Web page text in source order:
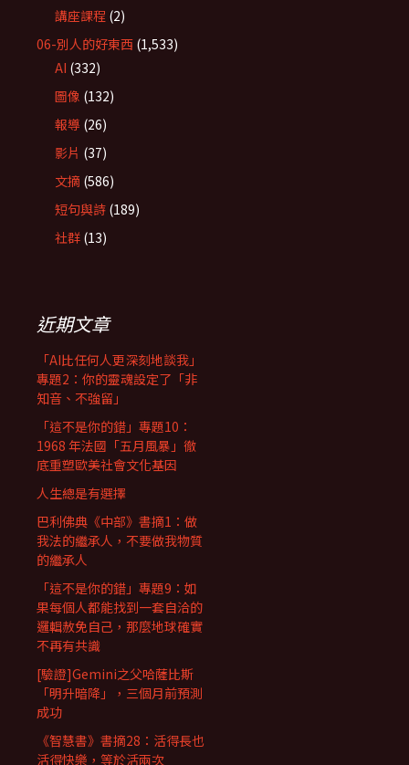
講座課程 (2)
06-別人的好東西 (1,533)
AI (332)
圖像 (132)
報導 (26)
影片 (37)
文摘 (586)
短句與詩 (189)
社群 (13)
近期文章
「AI比任何人更深刻地談我」
專題2：你的靈魂設定了「非
知音、不強留」
「這不是你的錯」專題10：
1968 年法國「五月風暴」徹
底重塑歐美社會文化基因
人生總是有選擇
巴利佛典《中部》書摘1：做
我法的繼承人，不要做我物質
的繼承人
「這不是你的錯」專題9：如
果每個人都能找到一套自洽的
邏輯赦免自己，那麼地球確實
不再有共識
[驗證]Gemini之父哈薩比斯
「明升暗降」，三個月前預測
成功
《智慧書》書摘28：活得長也
活得快樂，等於活兩次